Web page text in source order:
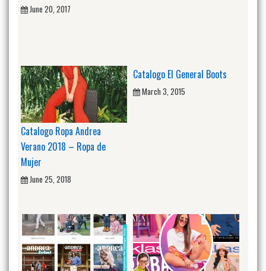
June 20, 2017
Catalogo Ropa Andrea
Verano 2018 – Ropa de
Mujer
June 25, 2018
Catalogo El General Boots
March 3, 2015